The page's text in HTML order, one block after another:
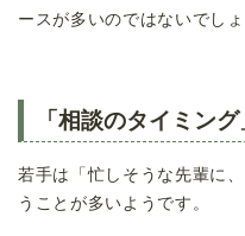
ースが多いのではないでしょ
「相談のタイミン
若手は「忙しそうな先輩に
うことが多いようです。